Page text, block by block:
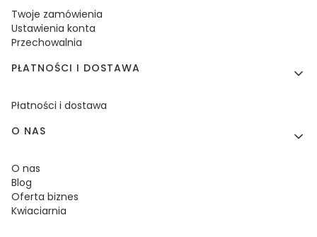
Twoje zamówienia
Ustawienia konta
Przechowalnia
PŁATNOŚCI I DOSTAWA
Płatności i dostawa
O NAS
O nas
Blog
Oferta biznes
Kwiaciarnia